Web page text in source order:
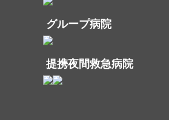
グループ病院
提携夜間救急病院